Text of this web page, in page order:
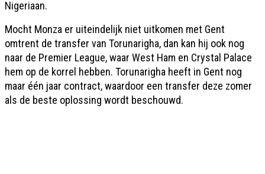
Nigeriaan.
Mocht Monza er uiteindelijk niet uitkomen met Gent
omtrent de transfer van Torunarigha, dan kan hij ook nog
naar de Premier League, waar West Ham en Crystal Palace
hem op de korrel hebben. Torunarigha heeft in Gent nog
maar één jaar contract, waardoor een transfer deze zomer
als de beste oplossing wordt beschouwd.